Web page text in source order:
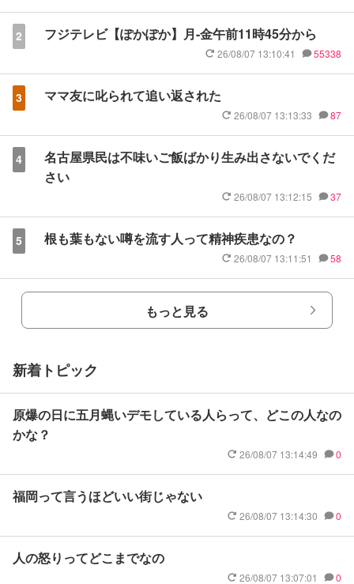
2 フジテレビ【ぽかぽか】月-金午前11時45分から
26/08/07 13:10:41 55338
3 ママ友に叱られて追い返された
26/08/07 13:13:33 87
4
名古屋県民は不味いご飯ばかり生み出さないでくだ
さい
26/08/07 13:12:15 37
5 根も葉もない噂を流す人って精神疾患なの？
26/08/07 13:11:51 58
もっと見る
新着トピック
原爆の日に五月蝿いデモしている人らって、どこの人なの
かな？
26/08/07 13:14:49 0
福岡って言うほどいい街じゃない
26/08/07 13:14:30 0
人の怒りってどこまでなの
26/08/07 13:07:01 0